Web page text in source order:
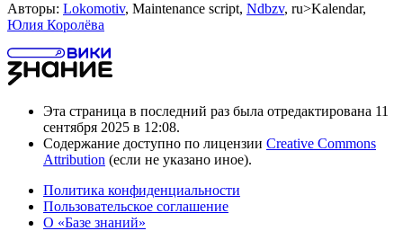
Авторы: Lokomotiv, Maintenance script, Ndbzv, ru>Kalendar,
Юлия Королёва
Эта страница в последний раз была отредактирована 11
сентября 2025 в 12:08.
Содержание доступно по лицензии Creative Commons
Attribution (если не указано иное).
Политика конфиденциальности
Пользовательское соглашение
О «Базе знаний»